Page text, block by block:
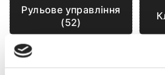
Рульове управління
(52)